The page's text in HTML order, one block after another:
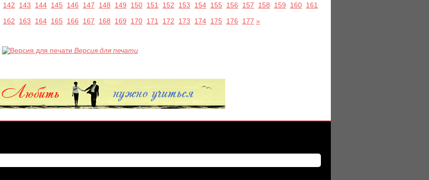
142
143 144 145 146 147 148 149 150 151 152 153 154 155 156 157 158 159 160 161
162
163 164 165 166 167 168 169 170 171 172 173 174 175 176 177 »
Версия для печати